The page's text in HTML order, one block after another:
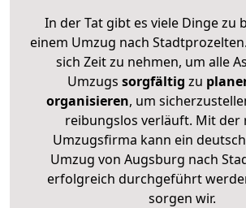
In der Tat gibt es viele Dinge zu
einem Umzug nach
sich Zeit zu nehmen, um alle
Umzugs sorgfältig zu
organisieren, um
reibungslos verläuft. Mit der
Umzugsfirma kann ein
Umzug von Augsburg nach
erfolgreich durchgeführt
sorgen wir.